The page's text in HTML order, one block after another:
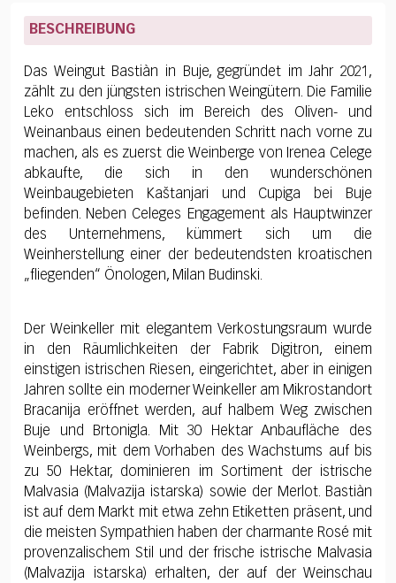
BESCHREIBUNG
Das Weingut Bastiàn in Buje, gegründet im Jahr 2021,
zählt zu den jüngsten istrischen Weingütern. Die Familie
Leko entschloss sich im Bereich des Oliven- und
Weinanbaus einen bedeutenden Schritt nach vorne zu
machen, als es zuerst die Weinberge von Irenea Celege
abkaufte, die sich in den wunderschönen
Weinbaugebieten Kaštanjari und Cupiga bei Buje
befinden. Neben Celeges Engagement als Hauptwinzer
des Unternehmens, kümmert sich um die
Weinherstellung einer der bedeutendsten kroatischen
„fliegenden“ Önologen, Milan Budinski.
Der Weinkeller mit elegantem Verkostungsraum wurde
in den Räumlichkeiten der Fabrik Digitron, einem
einstigen istrischen Riesen, eingerichtet, aber in einigen
Jahren sollte ein moderner Weinkeller am Mikrostandort
Bracanija eröffnet werden, auf halbem Weg zwischen
Buje und Brtonigla. Mit 30 Hektar Anbaufläche des
Weinbergs, mit dem Vorhaben des Wachstums auf bis
zu 50 Hektar, dominieren im Sortiment der istrische
Malvasia (Malvazija istarska) sowie der Merlot. Bastiàn
ist auf dem Markt mit etwa zehn Etiketten präsent, und
die meisten Sympathien haben der charmante Rosé mit
provenzalischem Stil und der frische istrische Malvasia
(Malvazija istarska) erhalten, der auf der Weinschau